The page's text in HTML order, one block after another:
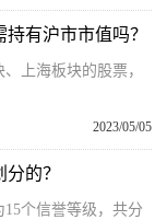
有沪市市值吗？
上海板块的股票，
2023/05/05
的？
个信誉等级，共分